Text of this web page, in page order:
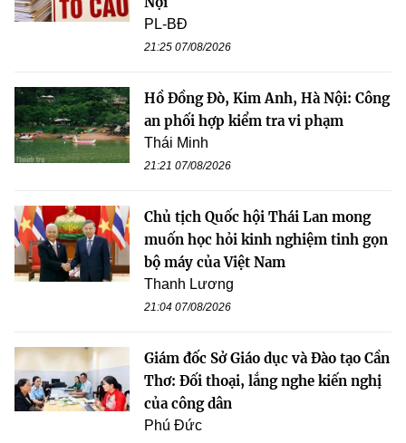
PL-BĐ
21:25 07/08/2026
Hồ Đồng Đò, Kim Anh, Hà Nội: Công
an phối hợp kiểm tra vi phạm
Thái Minh
21:21 07/08/2026
Chủ tịch Quốc hội Thái Lan mong
muốn học hỏi kinh nghiệm tinh gọn
bộ máy của Việt Nam
Thanh Lương
21:04 07/08/2026
Giám đốc Sở Giáo dục và Đào tạo Cần
Thơ: Đối thoại, lắng nghe kiến nghị
của công dân
Phú Đức